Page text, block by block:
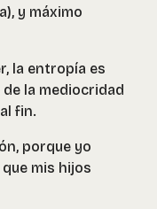
y máximo
la entropía es
la mediocridad
fin.
porque yo
mis hijos